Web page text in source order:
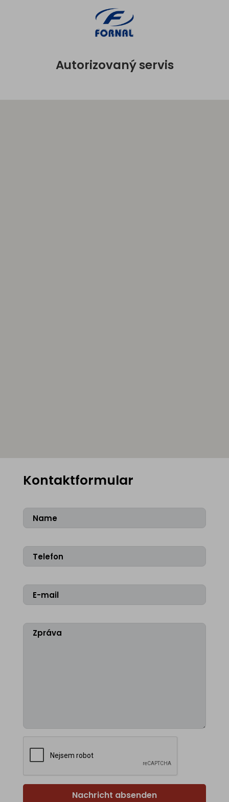
Autorizovaný servis
Kontaktformular
Nachricht absenden